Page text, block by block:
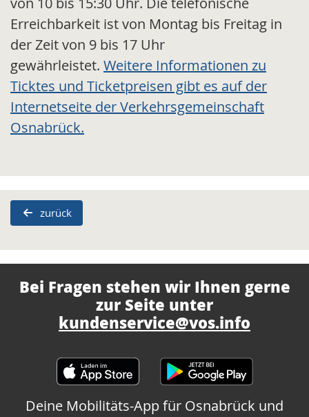
Erreichbarkeit ist von Montag bis Freitag in
der Zeit von 9 bis 17 Uhr
gewährleistet. Weitere Informationen zu
Ticktes und Ticketpreisen gibt es auf der
Internetseite der Verkehrsgemeinschaft
Osnabrück.
zurück
Bei Fragen stehen wir Ihnen gerne
zur Seite unter
kundenservice@vos.info
Deine Mobilitäts-App für Osnabrück und